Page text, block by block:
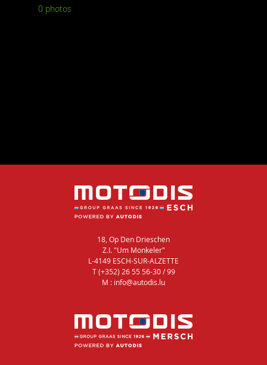
0 photos
18, Op Den Drieschen
Z.I. "Um Monkeler"
L-4149 ESCH-SUR-ALZETTE
T (+352) 26 55 56-30 / 99
M : info@autodis.lu